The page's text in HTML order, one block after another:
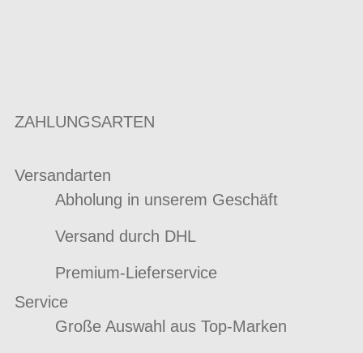
ZAHLUNGSARTEN
Versandarten
Abholung in unserem Geschäft
Versand durch DHL
Premium-Lieferservice
Service
Große Auswahl aus Top-Marken